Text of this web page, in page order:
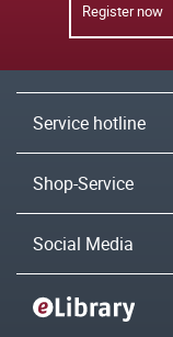
Register now
Service hotline
Shop-Service
Social Media